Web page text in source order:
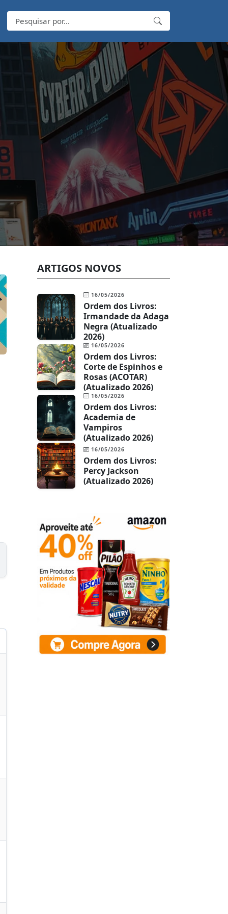
ARTIGOS NOVOS
16/05/2026
Ordem dos Livros:
Irmandade da Adaga
Negra (Atualizado
2026)
16/05/2026
Ordem dos Livros:
Corte de Espinhos e
Rosas (ACOTAR)
(Atualizado 2026)
16/05/2026
Ordem dos Livros:
Academia de
Vampiros
(Atualizado 2026)
16/05/2026
Ordem dos Livros:
Percy Jackson
(Atualizado 2026)